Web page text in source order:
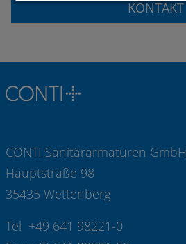
KONTAKT
CONTI Sanitärarmaturen GmbH
Hauptstraße 98
35435 Wettenberg
Tel +49 641 98221-0